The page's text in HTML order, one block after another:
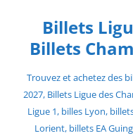
contentBillets
Billets
Trouvez et achetez des
2027, Billets Ligue des
Ligue 1, billes Lyon,
Lorient, billets EA